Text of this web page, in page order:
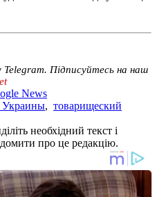
Telegram. Підписуйтесь на наш
News
Украины, товарищеский
необхідний текст і
про це редакцію.